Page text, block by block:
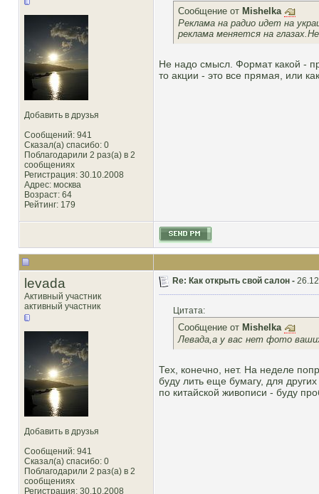
Добавить в друзья
Сообщений: 941
Сказал(а) спасибо: 0
Поблагодарили 2 раз(а) в 2
сообщениях
Регистрация: 30.10.2008
Адрес: москва
Возраст: 64
Рейтинг: 179
Сообщение от Mishelka
Реклама на радио идет на
реклама меняется на
Не надо смысл. Формат какой -
то акции - это все прямая, или
levada
Активный участник
активный участник
Добавить в друзья
Сообщений: 941
Сказал(а) спасибо: 0
Поблагодарили 2 раз(а) в 2
сообщениях
Регистрация: 30.10.2008
Re: Как открыть свой салон -
Цитата:
Сообщение от Mishelka
Левада,а у вас нет фото
Тех, конечно, нет. На неделе
буду лить еще бумагу, для
по китайской живописи - буду